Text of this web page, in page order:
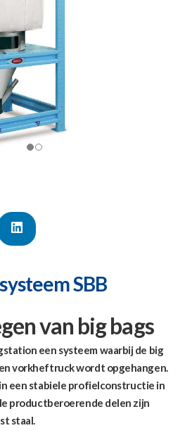
SBB
van big bags
een systeem waarbij de big
vorkheftruck wordt opgehangen.
een stabiele profielconstructie in
productberoerende delen zijn
staal.